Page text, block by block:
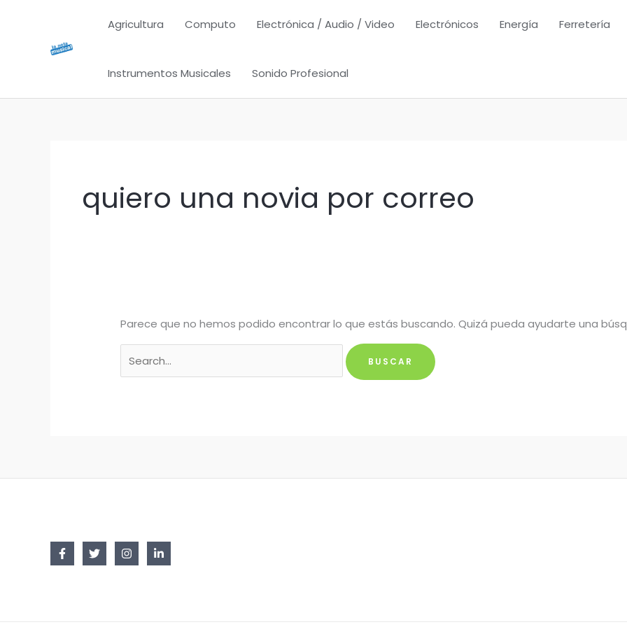
contenido
Agricultura Computo Electrónica / Audio / Video Electrónicos Energía Ferretería
Instrumentos Musicales Sonido Profesional
quiero una novia por correo
Parece que no hemos podido encontrar lo que estás buscando. Quizá pueda ayudarte una